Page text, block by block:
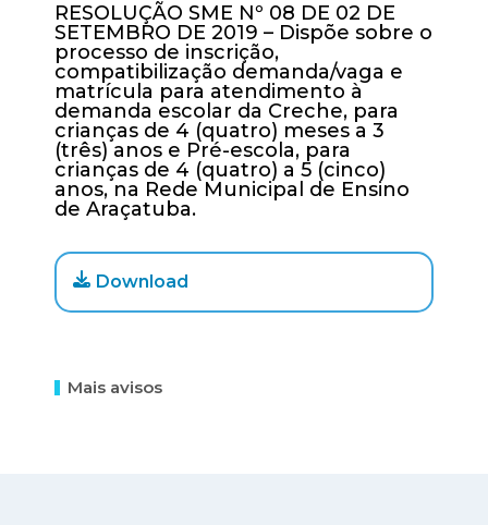
RESOLUÇÃO SME Nº 08 DE 02 DE
SETEMBRO DE 2019 – Dispõe sobre o
processo de inscrição,
compatibilização demanda/vaga e
matrícula para atendimento à
demanda escolar da Creche, para
crianças de 4 (quatro) meses a 3
(três) anos e Pré-escola, para
crianças de 4 (quatro) a 5 (cinco)
anos, na Rede Municipal de Ensino
de Araçatuba.
Download
Mais avisos